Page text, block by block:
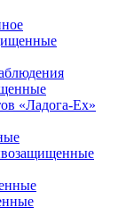
«Ладога-Ex»